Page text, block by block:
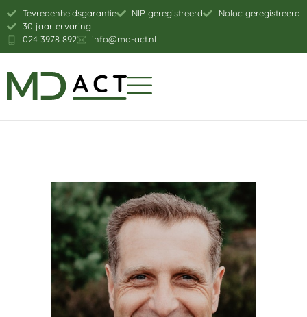
Tevredenheidsgarantie NIP geregistreerd
Noloc geregistreerd
30 jaar ervaring
024 3978 892
info@md-act.nl